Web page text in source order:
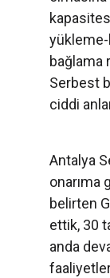
yükleme-
bağlama
Serbest
ciddi
Antalya
onarıma
belirten
ettik, 30
anda